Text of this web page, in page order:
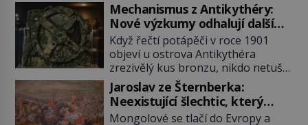
Když ho pak věší, myslí si, že útrapy
skončily. Těsně předtím, než ztratí
vědomí ho odříznou a začnou jeho
tělo zbavovat orgánů. Chvíli ještě
vnímá, pak ho vysvobodí
bezvědomí a smrt. Do posledního
doušku Kdo: Sokrates […]
Mechanismus z Antikythéry:
Nové výzkumy odhalují další
překvapení o starověkém
počítači
Když řečtí potápěči v roce 1901
objeví u ostrova Antikythéra
zrezivělý kus bronzu, nikdo netuší,
že drží v rukou jeden z
nejúžasnějších vynálezů starověku.
Až moderní rentgenové tomografy
Jaroslav ze Šternberka:
Neexistující šlechtic, který
z Moravy vyžene Mongoly
Mongolové se tlačí do Evropy a